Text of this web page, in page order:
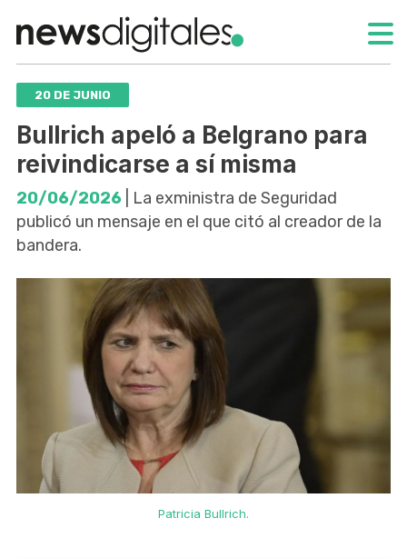
20 DE JUNIO
Bullrich apeló a Belgrano para
reivindicarse a sí misma
20/06/2026 | La exministra de Seguridad
publicó un mensaje en el que citó al creador de la
bandera.
Patricia Bullrich.